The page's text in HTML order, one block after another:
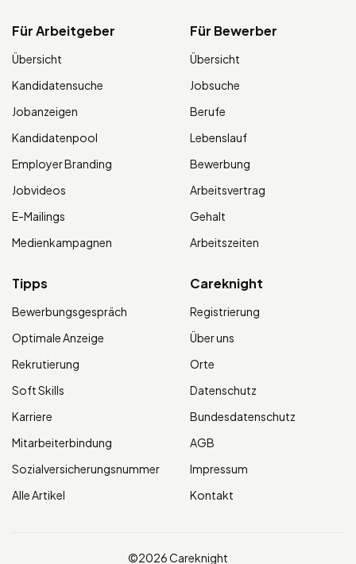
Für Arbeitgeber
Übersicht
Kandidatensuche
Jobanzeigen
Kandidatenpool
Employer Branding
Jobvideos
E-Mailings
Medienkampagnen
Für Bewerber
Übersicht
Jobsuche
Berufe
Lebenslauf
Bewerbung
Arbeitsvertrag
Gehalt
Arbeitszeiten
Tipps
Bewerbungsgespräch
Optimale Anzeige
Rekrutierung
Soft Skills
Karriere
Mitarbeiterbindung
Sozialversicherungsnummer
Alle Artikel
Careknight
Registrierung
Über uns
Orte
Datenschutz
Bundesdatenschutz
AGB
Impressum
Kontakt
©2026 Careknight